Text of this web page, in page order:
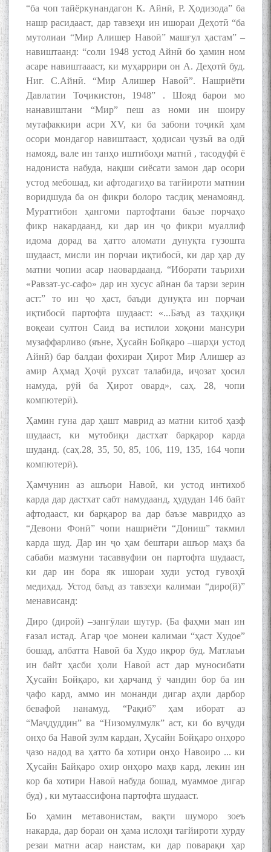
“ба чоп тайёркунандагон К. Айнӣ, Р. Ҳодизода” ба
нашр расидааст, дар тавзеҳи ин ишораи Деҳотӣ “ба
мутолиаи “Мир Алишер Навоӣ” машғул ҳастам” –
навиштаанд: “соли 1948 устод Айнӣ бо ҳамин ном
асаре навиштаааст, ки муҳаррири он А. Деҳотӣ буд.
Ниг. С.Айнӣ. “Мир Алишер Навоӣ”. Нашриёти
Давлатии Тоҷикистон, 1948” . Шояд барои мо
нанавиштани “Мир” пеш аз номи ин шоиру
мутафаккири асри XV, ки ба забони тоҷикӣ ҳам
осори мондагор навиштааст, ҳодисаи ҷузъӣ ва одӣ
намояд, вале ин танҳо иштибоҳи матнӣ , тасодуфӣ ё
надониста набуда, нақши сиёсати замон дар осори
устод мебошад, ки афтодагиҳо ва тағйироти матнии
воридшуда ба он фикри болоро тасдиқ менамоянд.
Мураттибон ҳангоми партофтани баъзе порчаҳо
фикр накардаанд, ки дар ин ҷо фикри муаллиф
идома дорад ва ҳатто аломати дунуқта гузошта
шудааст, мисли ин порчаи иқтибосӣ, ки дар ҳар ду
матни чопии асар наовардаанд. “Иборати таърихи
«Равзат-ус-сафо» дар ин хусус айнан ба тарзи зерин
аст:” то ин ҷо ҳаст, баъди дунуқта ин порчаи
иқтибосӣ партофта шудааст: «...Баъд аз таҳқиқи
воқеаи султон Саид ва истилои хоқони мансури
музаффарливо (яъне, Ҳусайн Бойқаро –шарҳи устод
Айнӣ) бар балдаи фохираи Ҳирот Мир Алишер аз
амир Аҳмад Ҳоҷӣ рухсат талабида, иҷозат ҳосил
намуда, рӯй ба Ҳирот овард», саҳ. 28, чопи
компютерӣ).
Ҳамин гуна дар ҳашт маврид аз матни китоб ҳазф
шудааст, ки мутобиқи дастхат барқарор карда
шуданд. (саҳ.28, 35, 50, 85, 106, 119, 135, 164 чопи
компютерӣ).
Ҳамчунин аз ашъори Навоӣ, ки устод интихоб
карда дар дастхат сабт намудаанд, ҳудудан 146 байт
афтодааст, ки барқарор ва дар баъзе мавридҳо аз
“Девони Фонӣ” чопи нашриёти “Дониш” такмил
карда шуд. Дар ин ҷо ҳам бештари ашъор маҳз ба
сабаби мазмуни тасаввуфии он партофта шудааст,
ки дар ин бора як ишораи худи устод гувоҳӣ
медиҳад. Устод баъд аз тавзеҳи калимаи “диро(й)”
менависанд:
Диро (дирой) –зангӯлаи шутур. (Ба фаҳми ман ин
ғазал истад. Агар ҷое монеи калимаи “ҳаст Худое”
бошад, албатта Навоӣ ба Худо иқрор буд. Матлаъи
ин байт ҳасби ҳоли Навоӣ аст дар муносибати
Ҳусайн Бойқаро, ки ҳарчанд ӯ чандин бор ба ин
ҷафо кард, аммо ин монанди дигар аҳли дарбор
бевафоӣ нанамуд. “Рақиб” ҳам иборат аз
“Маҷдуддин” ва “Низомулмулк” аст, ки бо вуҷуди
онҳо ба Навоӣ зулм кардан, Ҳусайн Бойқаро онҳоро
ҷазо надод ва ҳатто ба хотири онҳо Навоиро ... ки
Ҳусайн Байқаро охир онҳоро маҳв кард, лекин ин
кор ба хотири Навоӣ набуда бошад, муаммое дигар
буд) , ки мутаассифона партофта шудааст.
Бо ҳамин метавонистам, вақти шуморо зоеъ
накарда, дар бораи он ҳама ислоҳи тағйироти хурду
резаи матни асар наистам, ки дар поварақи ҳар